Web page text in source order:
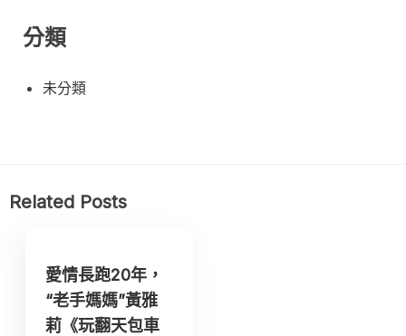
分類
未分類
Related Posts
愛情長跑20年，
“老手媽媽”黃雅
莉《玩翻天包車